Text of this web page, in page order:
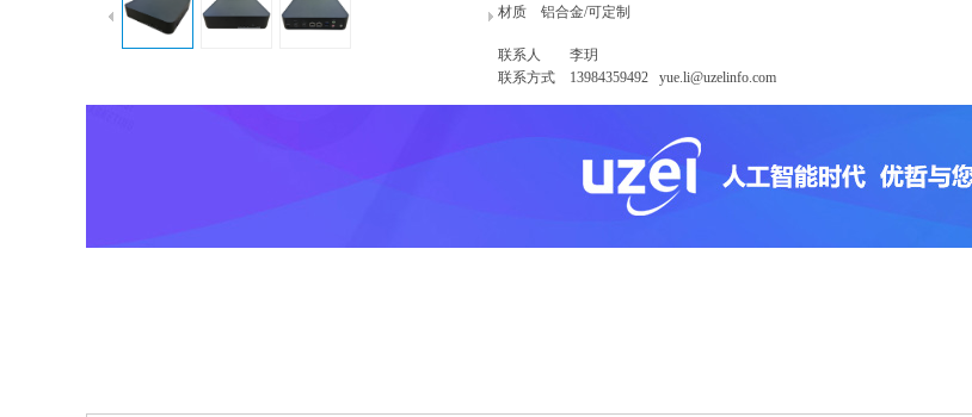
材质 铝合金/可定制
联系人 李玥
联系方式 13984359492 yue.li@uzelinfo.com